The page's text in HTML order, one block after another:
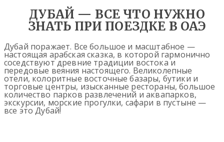
ДУБАЙ — ВСЕ ЧТО НУЖНО
ЗНАТЬ ПРИ ПОЕЗДКЕ В ОАЭ
Дубай поражает. Все большое и масштабное —
настоящая арабская сказка, в которой гармонично
соседствуют древние традиции востока и
передовые веяния настоящего. Великолепные
отели, колоритные восточные базары, бутики и
торговые центры, изысканные рестораны, большое
количество парков развлечений и аквапарков,
экскурсии, морские прогулки, сафари в пустыне —
все это Дубай!